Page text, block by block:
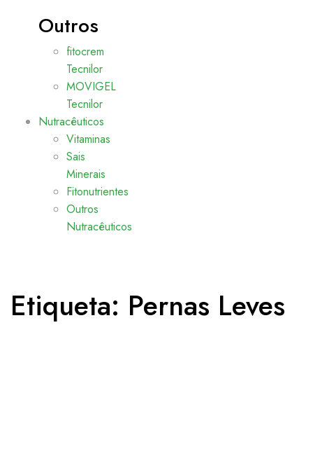
Outros
fitocrem
Tecnilor
MOVIGEL
Tecnilor
Nutracêuticos
Vitaminas
Sais
Minerais
Fitonutrientes
Outros
Nutracêuticos
Etiqueta: Pernas Leves